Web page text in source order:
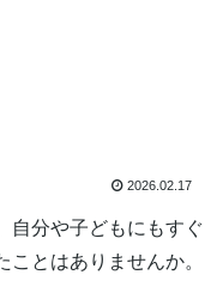
2026.02.17
自分や子どもにもすぐ
とはありませんか。